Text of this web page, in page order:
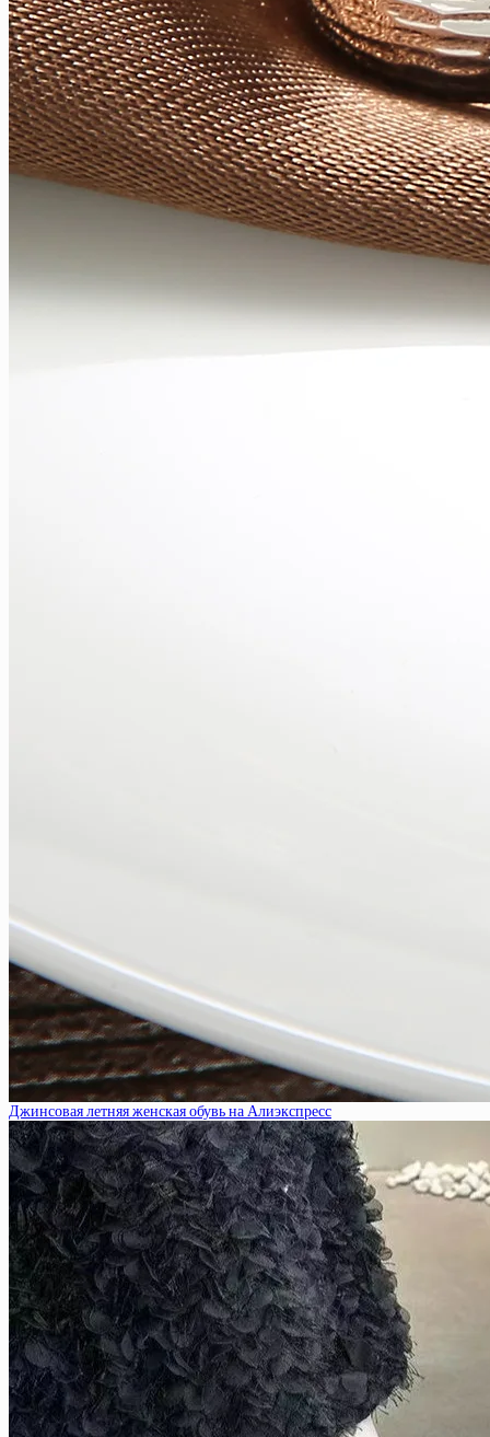
Джинсовая летняя женская обувь на Алиэкспресс